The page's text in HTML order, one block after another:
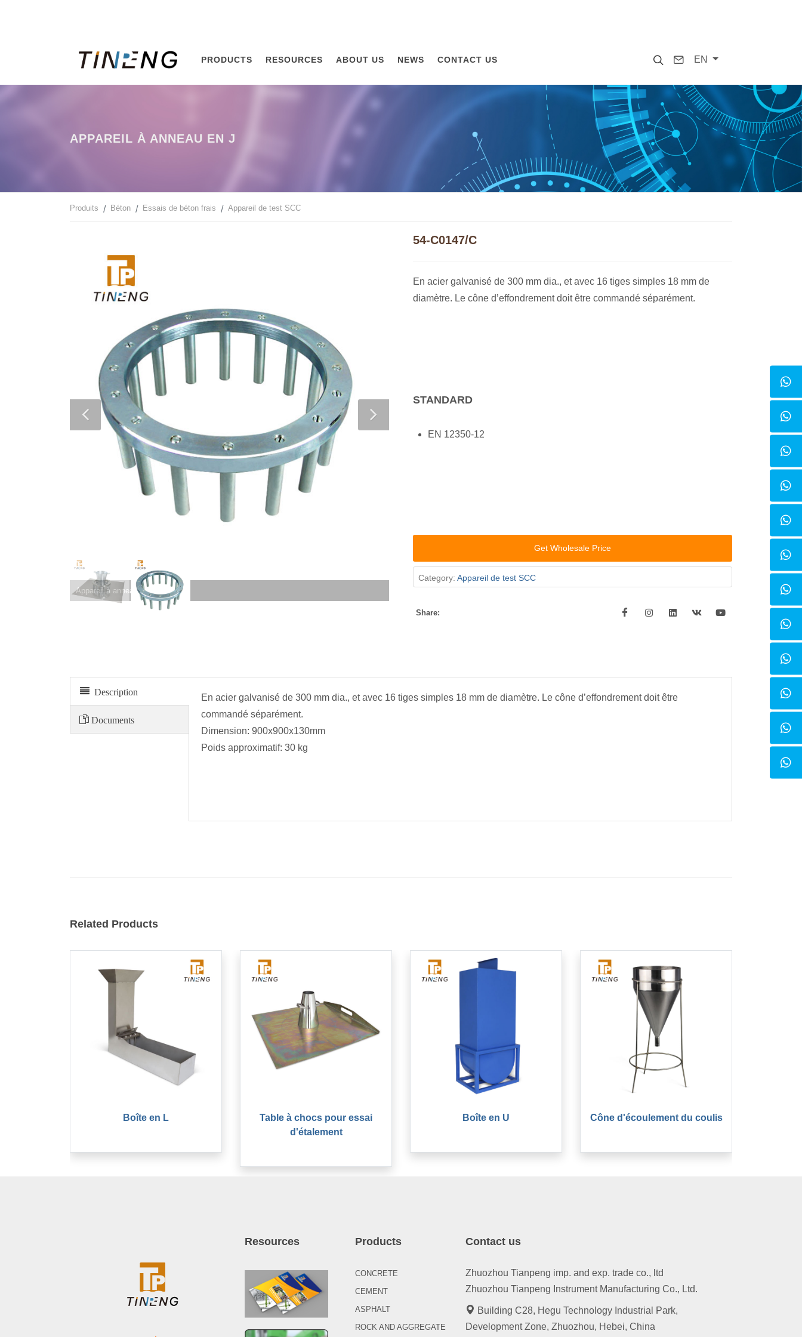
SearchContact
EN
PRODUCTS RESOURCES ABOUT US NEWS CONTACT US
APPAREIL À ANNEAU EN J
Produits Béton Essais de béton frais Appareil de test SCC
Appareil à anneau en J
54-C0147/C
En acier galvanisé de 300 mm dia., et avec 16 tiges simples 18 mm de
diamètre. Le cône d’effondrement doit être commandé séparément.
STANDARD
EN 12350-12
Get Wholesale Price
Category: Appareil de test SCC
Share:
Description
Documents
En acier galvanisé de 300 mm dia., et avec 16 tiges simples 18 mm de diamètre. Le cône d’effondrement doit être
commandé séparément.
Dimension: 900x900x130mm
Poids approximatif: 30 kg
Related Products
Boîte en L
Table à chocs pour essai
d'étalement
Boîte en U Cône d'écoulement du coulis
Resources Products
CONCRETE
CEMENT
ASPHALT
ROCK AND AGGREGATE
Contact us
Zhuozhou Tianpeng imp. and exp. trade co., ltd
Zhuozhou Tianpeng Instrument Manufacturing Co., Ltd.
Building C28, Hegu Technology Industrial Park,
Development Zone, Zhuozhou, Hebei, China